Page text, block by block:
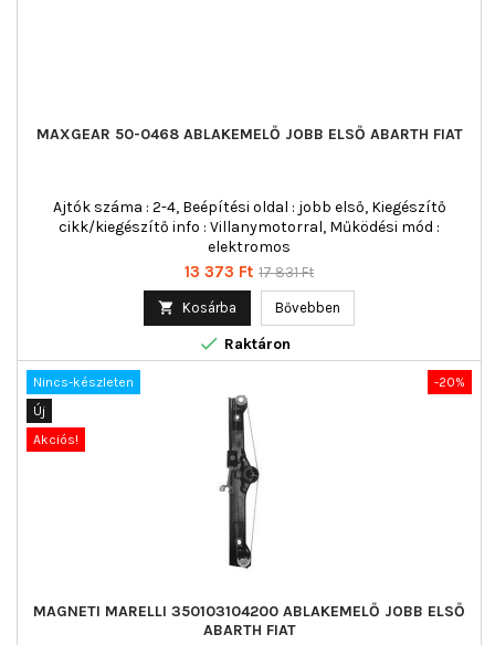
MAXGEAR 50-0468 ABLAKEMELŐ JOBB ELSŐ ABARTH FIAT
Ajtók száma : 2-4, Beépítési oldal : jobb első, Kiegészítő
cikk/kiegészítő info : Villanymotorral, Működési mód :
elektromos
Ár
13 373 Ft Normál
17 831 Ft
 Kosárba Bővebben
 Raktáron
-20%
Nincs-készleten
Új
Akciós!
MAGNETI MARELLI 350103104200 ABLAKEMELŐ JOBB ELSŐ
ABARTH FIAT